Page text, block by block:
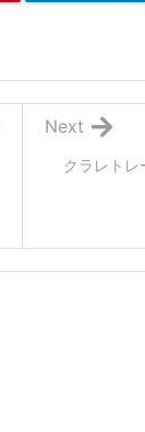
クラレト
Next